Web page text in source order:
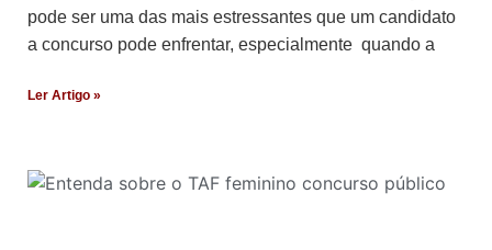
pode ser uma das mais estressantes que um candidato
a concurso pode enfrentar, especialmente quando a
Ler Artigo »